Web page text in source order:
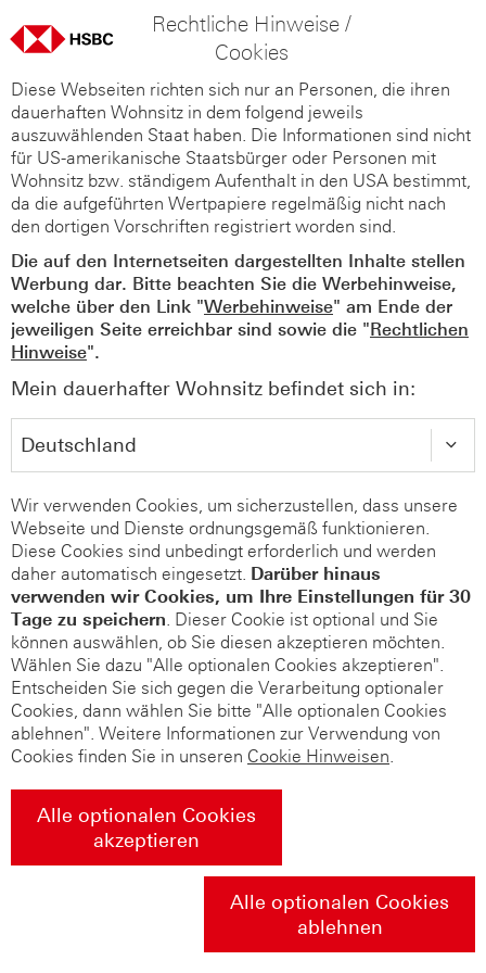
Rechtliche Hinweise /
Cookies
Diese Webseiten richten sich nur an Personen, die ihren
dauerhaften Wohnsitz in dem folgend jeweils
auszuwählenden Staat haben. Die Informationen sind nicht
für US-amerikanische Staatsbürger oder Personen mit
Wohnsitz bzw. ständigem Aufenthalt in den USA bestimmt,
da die aufgeführten Wertpapiere regelmäßig nicht nach
den dortigen Vorschriften registriert worden sind.
Die auf den Internetseiten dargestellten Inhalte stellen
Werbung dar. Bitte beachten Sie die Werbehinweise,
welche über den Link "Werbehinweise" am Ende der
jeweiligen Seite erreichbar sind sowie die "Rechtlichen
Hinweise".
Mein dauerhafter Wohnsitz befindet sich in:
Wir verwenden Cookies, um sicherzustellen, dass unsere
Webseite und Dienste ordnungsgemäß funktionieren.
Diese Cookies sind unbedingt erforderlich und werden
daher automatisch eingesetzt. Darüber hinaus
verwenden wir Cookies, um Ihre Einstellungen für 30
Tage zu speichern. Dieser Cookie ist optional und Sie
können auswählen, ob Sie diesen akzeptieren möchten.
Wählen Sie dazu "Alle optionalen Cookies akzeptieren".
Entscheiden Sie sich gegen die Verarbeitung optionaler
Cookies, dann wählen Sie bitte "Alle optionalen Cookies
ablehnen". Weitere Informationen zur Verwendung von
Cookies finden Sie in unseren Cookie Hinweisen.
Alle optionalen Cookies
akzeptieren
Alle optionalen Cookies
ablehnen